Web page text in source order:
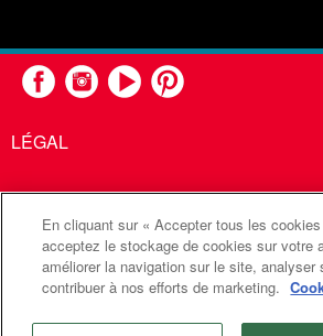
LÉGAL
United Methodist Communications est
Méthodiste Unie
Communications Méthodistes
réservés
En cliquant sur « Accepter tous les
acceptez le stockage de cookies sur votre
améliorer la navigation sur le site, analyser
contribuer à nos efforts de marketing.